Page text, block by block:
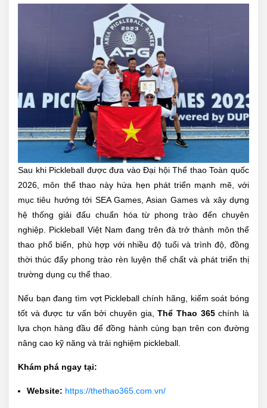
Sau khi Pickleball được đưa vào Đại hội Thể thao Toàn quốc
2026, môn thể thao này hứa hẹn phát triển mạnh mẽ, với
mục tiêu hướng tới SEA Games, Asian Games và xây dựng
hệ thống giải đấu chuẩn hóa từ phong trào đến chuyên
nghiệp. Pickleball Việt Nam đang trên đà trở thành môn thể
thao phổ biến, phù hợp với nhiều độ tuổi và trình độ, đồng
thời thúc đẩy phong trào rèn luyện thể chất và phát triển thị
trường dụng cụ thể thao.
Nếu bạn đang tìm vợt Pickleball chính hãng, kiểm soát bóng
tốt và được tư vấn bởi chuyên gia,Thể Thao 365chính là
lựa chọn hàng đầu để đồng hành cùng bạn trên con đường
nâng cao kỹ năng và trải nghiệm pickleball.
Khám phá ngay tại:
Website: https://thethao365.com.vn/